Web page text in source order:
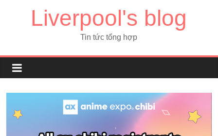
Liverpool's blog
Tin tức tổng hợp